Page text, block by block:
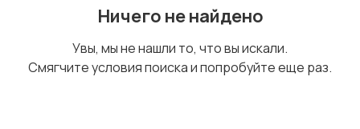
аккумуляторыНичего не найдено
Увы, мы не нашли то, что вы искали.
Смягчите условия поиска и попробуйте еще раз.